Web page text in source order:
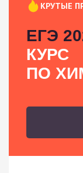
КРУТЫЕ
ЕГЭ
КУРС
ПО